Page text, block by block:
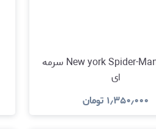
تیشرت New york Spider-Man سرمه
ای
۱٫۳۵۰٫۰۰۰ تومان